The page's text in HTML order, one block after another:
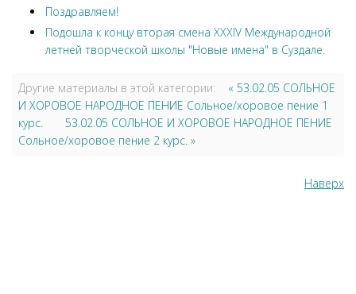
Поздравляем!
Подошла к концу вторая смена XXXIV Международной
летней творческой школы "Новые имена" в Суздале.
Другие материалы в этой категории:
« 53.02.05 СОЛЬНОЕ
И ХОРОВОЕ НАРОДНОЕ ПЕНИЕ Сольное/хоровое пение 1
курс.
53.02.05 СОЛЬНОЕ И ХОРОВОЕ НАРОДНОЕ ПЕНИЕ
Сольное/хоровое пение 2 курс. »
Наверх